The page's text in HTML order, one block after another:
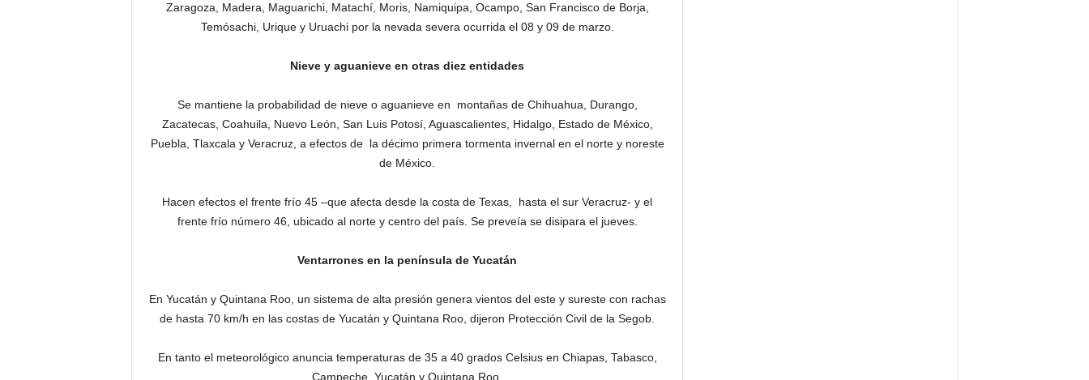
Zaragoza, Madera, Maguarichi, Matachí, Moris, Namiquipa, Ocampo, San Francisco de Borja,
Temósachi, Urique y Uruachi por la nevada severa ocurrida el 08 y 09 de marzo.
Nieve y aguanieve en otras diez entidades
Se mantiene la probabilidad de nieve o aguanieve en montañas de Chihuahua, Durango,
Zacatecas, Coahuila, Nuevo León, San Luis Potosí, Aguascalientes, Hidalgo, Estado de México,
Puebla, Tlaxcala y Veracruz, a efectos de la décimo primera tormenta invernal en el norte y noreste
de México.
Hacen efectos el frente frío 45 –que afecta desde la costa de Texas, hasta el sur Veracruz- y el
frente frío número 46, ubicado al norte y centro del país. Se preveía se disipara el jueves.
Ventarrones en la península de Yucatán
En Yucatán y Quintana Roo, un sistema de alta presión genera vientos del este y sureste con rachas
de hasta 70 km/h en las costas de Yucatán y Quintana Roo, dijeron Protección Civil de la Segob.
En tanto el meteorológico anuncia temperaturas de 35 a 40 grados Celsius en Chiapas, Tabasco,
Campeche, Yucatán y Quintana Roo.